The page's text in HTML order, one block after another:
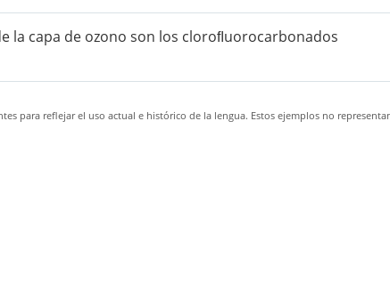
la capa de ozono son los cloroﬂuorocarbonados
para reflejar el uso actual e histórico de la lengua. Estos ejemplos no